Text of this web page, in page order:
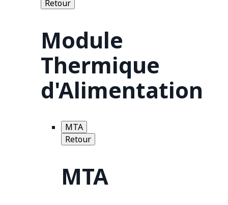
Retour
Module
Thermique
d'Alimentation
MTA
Retour
MTA